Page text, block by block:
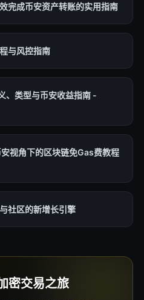
完成币安资产转账的实用指南
与风控指南
、类型与币安收益指南 -
视角下的区块链免Gas费教程
社区的新增长引擎
密交易之旅